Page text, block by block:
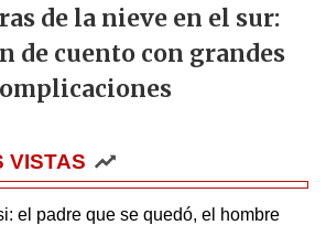
de la nieve en el sur:
de cuento con grandes
VISTAS
el padre que se quedó, el hombre